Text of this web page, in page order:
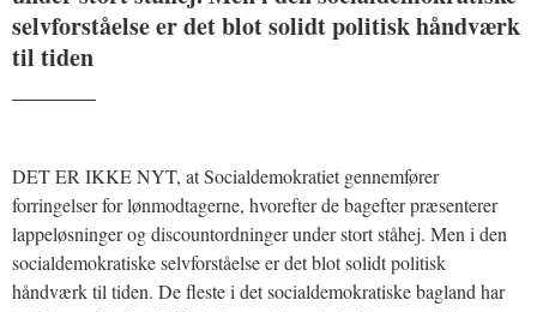
selvforståelse er det blot solidt politisk håndværk
til tiden
DET ER IKKE NYT, at Socialdemokratiet gennemfører
forringelser for lønmodtagerne, hvorefter de bagefter præsenterer
lappeløsninger og discountordninger under stort ståhej. Men i den
socialdemokratiske selvforståelse er det blot solidt politisk
håndværk til tiden. De fleste i det socialdemokratiske bagland har